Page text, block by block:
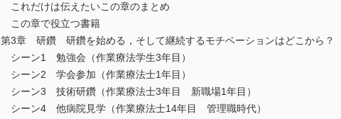
これだけは伝えたいこの章のまとめ
この章で役立つ書籍
第3章 研鑽 研鑽を始める，そして継続するモチベーションはどこから？
シーン1 勉強会（作業療法学生3年目）
シーン2 学会参加（作業療法士1年目）
シーン3 技術研鑽（作業療法士3年目 新職場1年目）
シーン4 他病院見学（作業療法士14年目 管理職時代）